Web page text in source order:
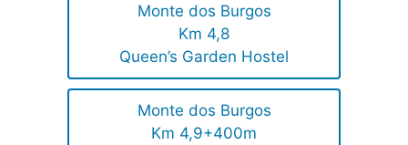
Monte dos Burgos
Km 4,8
Queen’s Garden Hostel
Monte dos Burgos
Km 4,9+400m